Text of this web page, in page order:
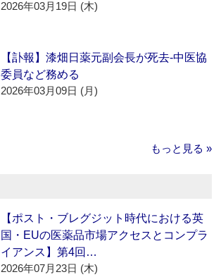
2026年03月19日 (木)
【訃報】漆畑日薬元副会長が死去‐中医協
委員など務める
2026年03月09日 (月)
もっと見る »
【ポスト・ブレグジット時代における英
国・EUの医薬品市場アクセスとコンプラ
イアンス】第4回…
2026年07月23日 (木)